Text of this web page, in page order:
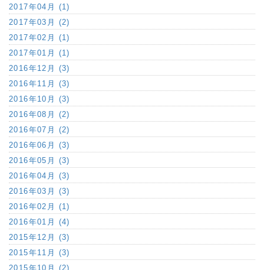
2017年04月 (1)
2017年03月 (2)
2017年02月 (1)
2017年01月 (1)
2016年12月 (3)
2016年11月 (3)
2016年10月 (3)
2016年08月 (2)
2016年07月 (2)
2016年06月 (3)
2016年05月 (3)
2016年04月 (3)
2016年03月 (3)
2016年02月 (1)
2016年01月 (4)
2015年12月 (3)
2015年11月 (3)
2015年10月 (2)